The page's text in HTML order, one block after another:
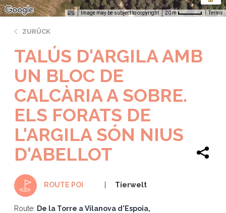
Image may be subject to copyright 20 m Terms
ZURÜCK
TALÚS D'ARGILA AMB
UN BLOC DE
CALCÀRIA A SOBRE.
ELS FORATS DE
L'ARGILA SÓN NIUS
D'ABELLOT
ROUTE POI Tierwelt
Route: De la Torre a Vilanova d'Espoia